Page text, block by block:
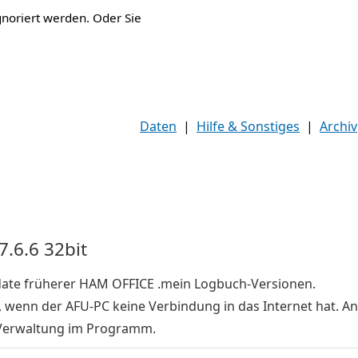
werden. Oder Sie
Daten | Hilfe & Sonstiges | Archiv
32bit
früherer HAM OFFICE .mein Logbuch-Versionen.
wenn der AFU-PC keine Verbindung in das Internet hat.
im Programm.